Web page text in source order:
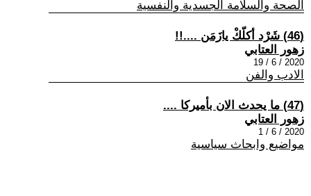
الصحة والسلامة الجسدية والنفسية
(46) شَرْد أكلّكْ يازَمَن ....!!
زهور العتابي
2020 / 6 / 19
الادب والفن
(47) ما يحدث الان بأميركا ....
زهور العتابي
2020 / 6 / 1
مواضيع وابحاث سياسية